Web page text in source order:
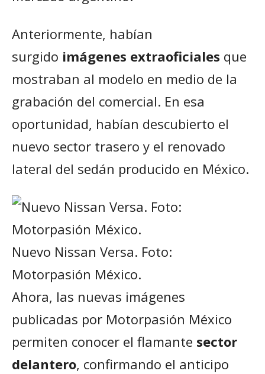
Anteriormente, habían
surgido imágenes extraoficiales que
mostraban al modelo en medio de la
grabación del comercial. En esa
oportunidad, habían descubierto el
nuevo sector trasero y el renovado
lateral del sedán producido en México.
Nuevo Nissan Versa. Foto:
Motorpasión México.
Ahora, las nuevas imágenes
publicadas por Motorpasión México
permiten conocer el flamante sector
delantero, confirmando el anticipo